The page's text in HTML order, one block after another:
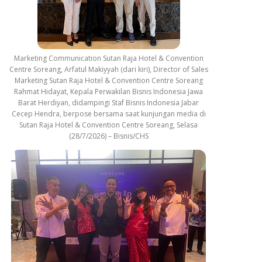
Marketing Communication Sutan Raja Hotel & Convention
Centre Soreang, Arfatul Makiyyah (dari kiri), Director of Sales
Marketing Sutan Raja Hotel & Convention Centre Soreang
Rahmat Hidayat, Kepala Perwakilan Bisnis Indonesia Jawa
Barat Herdiyan, didampingi Staf Bisnis Indonesia Jabar
Cecep Hendra, berpose bersama saat kunjungan media di
Sutan Raja Hotel & Convention Centre Soreang, Selasa
(28/7/2026) – Bisnis/CHS